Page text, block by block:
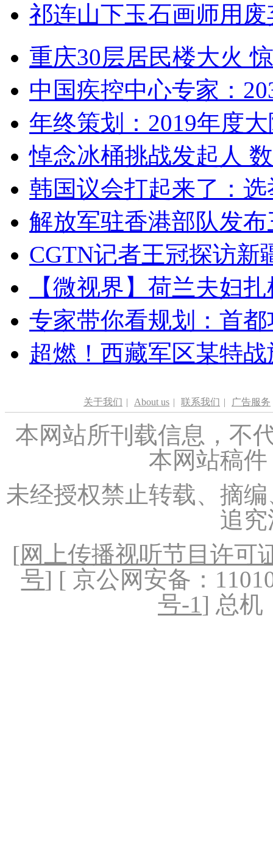
祁连山下玉石画师用
重庆30层居民楼大火
中国疾控中心专家：
年终策划：2019年度
悼念冰桶挑战发起人
韩国议会打起来了：
解放军驻香港部队发
CGTN记者王冠探访新
【微视界】荷兰夫妇
专家带你看规划：首
超燃！西藏军区某特
关于我们 | About us | 联系我们 | 广告服务
本网站所刊载信息，不
本网站稿
未经授权禁止转载、摘
追
[网上传播视听节目许可
号] [ 京公网安备：
号-1] 总机